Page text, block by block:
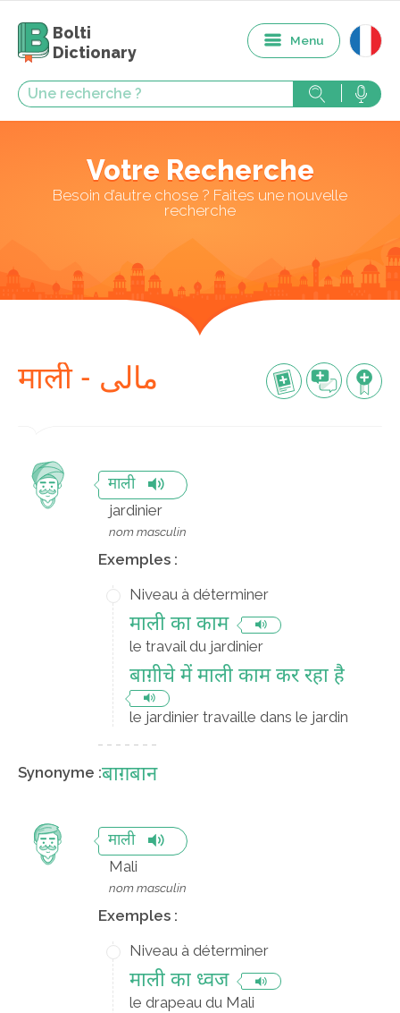
Bolti
Dictionary
Menu
Votre Recherche
Besoin d’autre chose ? Faites une nouvelle
recherche
माली - مالی
माली
jardinier
nom masculin
Exemples :
Niveau à déterminer
माली का काम
le travail du jardinier
बाग़ीचे में माली काम कर रहा है
le jardinier travaille dans le jardin
Synonyme :बाग़बान
माली
Mali
nom masculin
Exemples :
Niveau à déterminer
माली का ध्वज
le drapeau du Mali